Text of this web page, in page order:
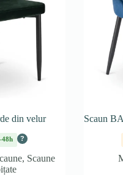
din velur
?
, Scaune
Scaun